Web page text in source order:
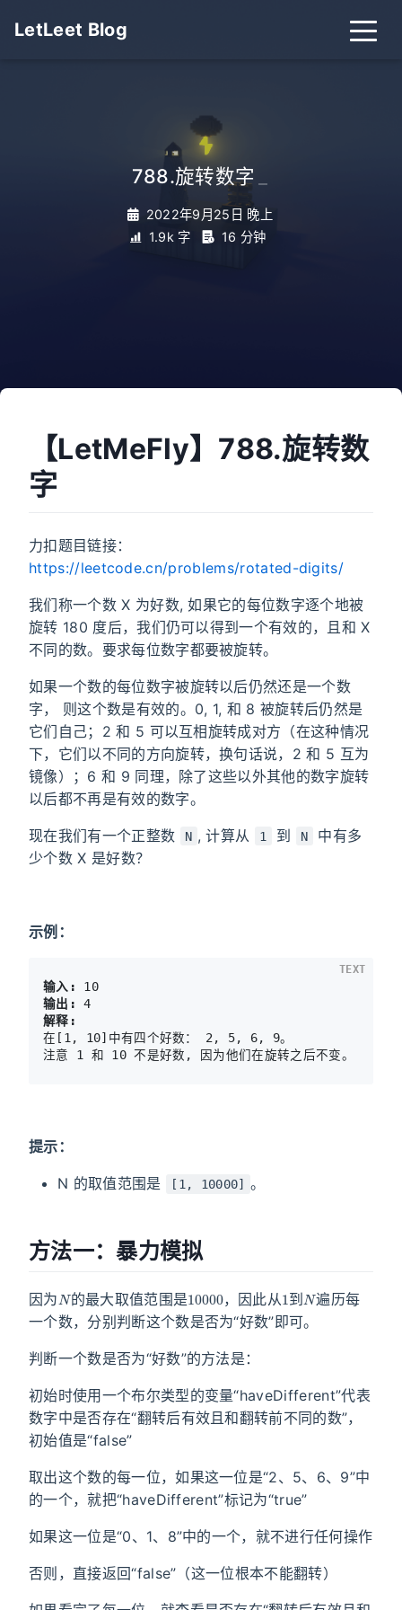
LetLeet Blog
788.旋转数字
2022年9月25日 晚上
1.9k 字
16 分钟
【LetMeFly】788.旋转数
字
力扣题目链接：
https://leetcode.cn/problems/rotated-digits/
我们称一个数 X 为好数, 如果它的每位数字逐个地被
旋转 180 度后，我们仍可以得到一个有效的，且和 X
不同的数。要求每位数字都要被旋转。
如果一个数的每位数字被旋转以后仍然还是一个数
字， 则这个数是有效的。0, 1, 和 8 被旋转后仍然是
它们自己；2 和 5 可以互相旋转成对方（在这种情况
下，它们以不同的方向旋转，换句话说，2 和 5 互为
镜像）；6 和 9 同理，除了这些以外其他的数字旋转
以后都不再是有效的数字。
现在我们有一个正整数 N , 计算从 1 到 N
中有多
少个数 X 是好数？
示例：
输入:
10
输出:
解释:
在[1, 10]中有四个好数： 2, 5, 6, 9。
TEXT
提示：
N 的取值范围是 [1, 10000] 。
方法一：暴力模拟
因为 的最大取值范围是 ，因此从 到
遍历每
一个数，分别判断这个数是否为“好数”即可。
判断一个数是否为“好数”的方法是：
初始时使用一个布尔类型的变量“haveDifferent”代表
数字中是否存在“翻转后有效且和翻转前不同的数”，
初始值是“false”
取出这个数的每一位，如果这一位是“2、5、6、9”中
的一个，就把“haveDifferent”标记为“true”
如果这一位是“0、1、8”中的一个，就不进行任何操作
否则，直接返回“false”（这一位根本不能翻转）